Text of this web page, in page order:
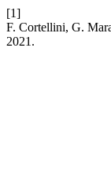
[1]
F. Cortellini, G.
2021.